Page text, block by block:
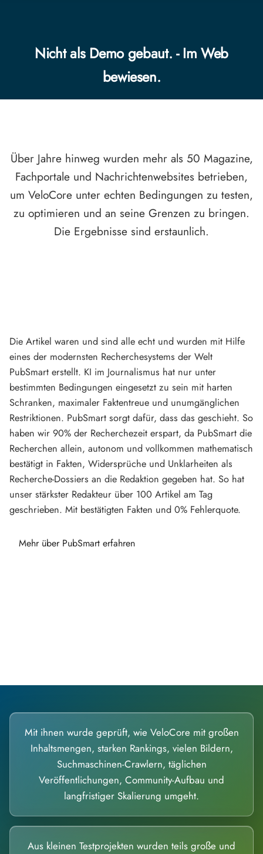
Nicht als Demo gebaut. - Im Web
bewiesen.
Über Jahre hinweg wurden mehr als 50 Magazine,
Fachportale und Nachrichtenwebsites betrieben,
um VeloCore unter echten Bedingungen zu testen,
zu optimieren und an seine Grenzen zu bringen.
Die Ergebnisse sind erstaunlich.
Die Artikel waren und sind alle echt und wurden mit Hilfe
eines der modernsten Recherchesystems der Welt
PubSmart erstellt. KI im Journalismus hat nur unter
bestimmten Bedingungen eingesetzt zu sein mit harten
Schranken, maximaler Faktentreue und unumgänglichen
Restriktionen. PubSmart sorgt dafür, dass das geschieht. So
haben wir 90% der Recherchezeit erspart, da PubSmart die
Recherchen allein, autonom und vollkommen mathematisch
bestätigt in Fakten, Widersprüche und Unklarheiten als
Recherche-Dossiers an die Redaktion gegeben hat. So hat
unser stärkster Redakteur über 100 Artikel am Tag
geschrieben. Mit bestätigten Fakten und 0% Fehlerquote.
Mehr über PubSmart erfahren
Mit ihnen wurde geprüft, wie VeloCore mit großen
Inhaltsmengen, starken Rankings, vielen Bildern,
Suchmaschinen-Crawlern, täglichen
Veröffentlichungen, Community-Aufbau und
langfristiger Skalierung umgeht.
Aus kleinen Testprojekten wurden teils große und